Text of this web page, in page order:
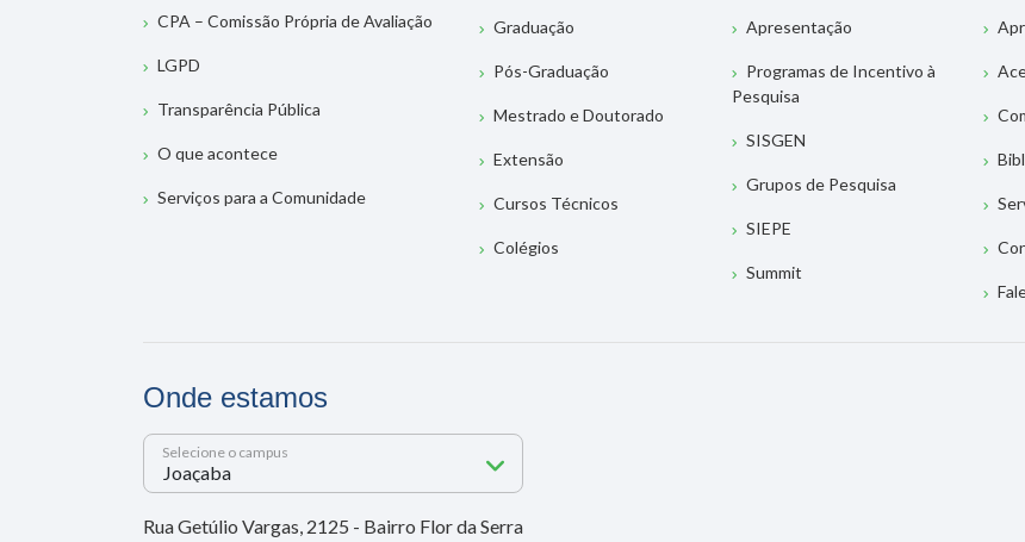
CPA – Comissão Própria de Avaliação
LGPD
Transparência Pública
O que acontece
Serviços para a Comunidade
Graduação
Pós-Graduação
Mestrado e Doutorado
Extensão
Cursos Técnicos
Colégios
Apresentação
Programas de Incentivo à
Pesquisa
SISGEN
Grupos de Pesquisa
SIEPE
Summit
Onde estamos
Selecione o campus
Rua Getúlio Vargas, 2125 - Bairro Flor da Serra